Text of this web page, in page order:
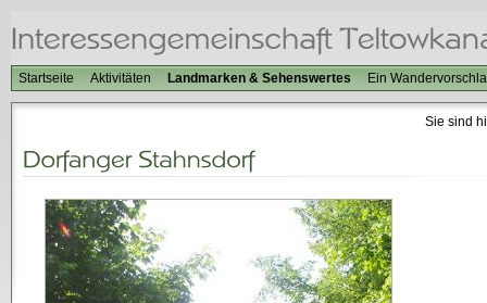
Startseite Aktivitäten Landmarken & Sehenswertes Ein
Sie sind